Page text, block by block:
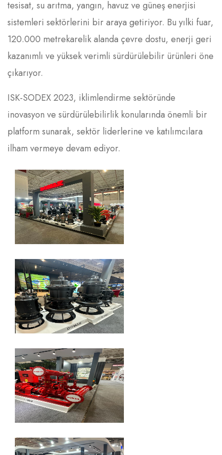
tesisat, su arıtma, yangın, havuz ve güneş enerjisi
sistemleri sektörlerini bir araya getiriyor. Bu yılki fuar,
120.000 metrekarelik alanda çevre dostu, enerji geri
kazanımlı ve yüksek verimli sürdürülebilir ürünleri öne
çıkarıyor.
ISK-SODEX 2023, iklimlendirme sektöründe
inovasyon ve sürdürülebilirlik konularında önemli bir
platform sunarak, sektör liderlerine ve katılımcılara
ilham vermeye devam ediyor.